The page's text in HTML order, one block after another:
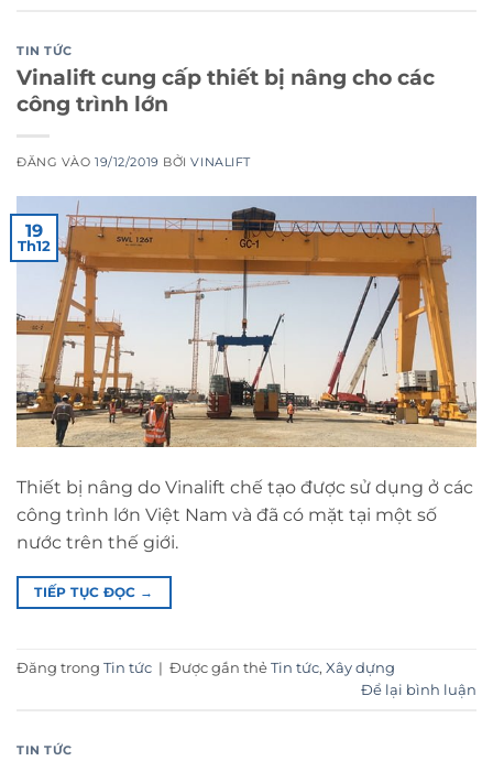
TIN TỨC
Vinalift cung cấp thiết bị nâng cho các
công trình lớn
ĐĂNG VÀO19/12/2019 BỞIVINALIFT
19
Th12
Thiết bị nâng do Vinalift chế tạo được sử dụng ở các
công trình lớn Việt Nam và đã có mặt tại một số
nước trên thế giới.
TIẾP TỤC ĐỌC →
Đăng trong Tin tức | Được gắn thẻ Tin tức, Xây dựng
Để lại bình luận
TIN TỨC